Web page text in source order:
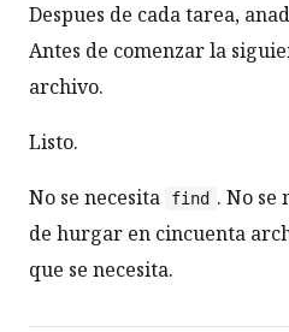
Despues de cada tarea,
Antes de comenzar la
archivo.
Listo.
No se necesita find . No se
de hurgar en cincuenta
que se necesita.